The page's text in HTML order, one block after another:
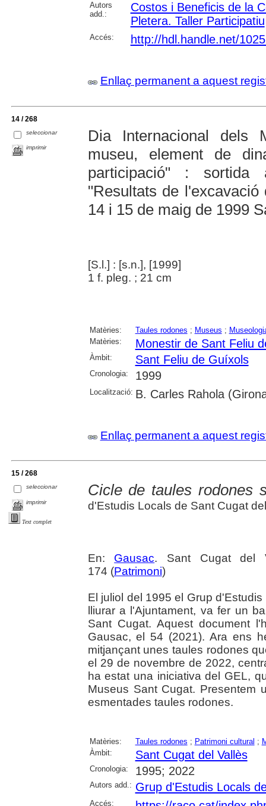
Autors
add.:
Costos i Beneficis de la
Pletera. Taller Participatiu
Accés: http://hdl.handle.net/
Enllaç permanent a aquest
14 / 268
seleccionar
imprimir
Dia Internacional dels
museu, element de
participació" : sortida
"Resultats de
14 i 15 de maig de 1999
[S.l.] : [s.n.], [1999]
1 f. pleg. ; 21 cm
Matèries: Taules rodones ; Museus ;
Matèries:
Monestir de Sant Feliu
Àmbit: Sant Feliu de Guíxols
Cronologia: 1999
Localització: B. Carles Rahola
Enllaç permanent a aquest
15 / 268
seleccionar
imprimir
Text complet
Cicle de taules rodones
d'Estudis Locals de Sant Cugat
En: Gausac. Sant Cugat del
174 (Patrimoni)
El juliol del 1995 el Grup
lliurar a l'Ajuntament, va fer un
Sant Cugat. Aquest document
Gausac, el 54 (2021). Ara ens
mitjançant unes taules rodones
el 29 de novembre de 2022,
ha estat una iniciativa del GEL,
Museus Sant Cugat.
esmentades taules rodones.
Matèries: Taules rodones ; Patrimoni cultural ;
Àmbit:
Sant Cugat del Vallès
Cronologia: 1995; 2022
Autors add.: Grup d'Estudis Locals
Accés: